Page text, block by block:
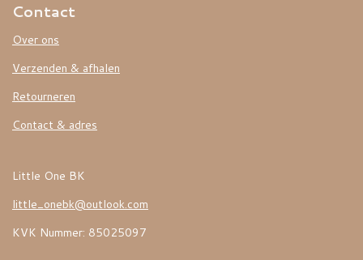
Contact
Over ons
Verzenden & afhalen
Retourneren
Contact & adres
Little One BK
little_onebk@outlook.com
KVK Nummer: 85025097